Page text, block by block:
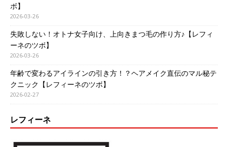
ボ】
2026-03-26
失敗しない！オトナ女子向け、上向きまつ毛の作り方♪【レフィ
ーネのツボ】
2026-03-26
年齢で変わるアイラインの引き方！？ヘアメイク直伝のマル秘テ
クニック【レフィーネのツボ】
2026-02-27
レフィーネ